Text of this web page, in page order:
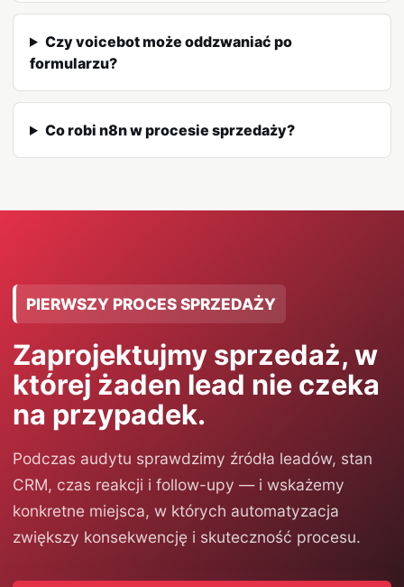
Czy voicebot może oddzwaniać po
formularzu?
Co robi n8n w procesie sprzedaży?
PIERWSZY PROCES SPRZEDAŻY
Zaprojektujmy sprzedaż, w
której żaden lead nie czeka
na przypadek.
Podczas audytu sprawdzimy źródła leadów, stan
CRM, czas reakcji i follow-upy — i wskażemy
konkretne miejsca, w których automatyzacja
zwiększy konsekwencję i skuteczność procesu.